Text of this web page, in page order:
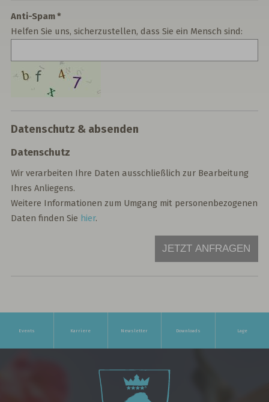
Anti-Spam
Helfen Sie uns, sicherzustellen, dass Sie ein Mensch sind:
Datenschutz & absenden
Datenschutz
Wir verarbeiten Ihre Daten ausschließlich zur Bearbeitung
Ihres Anliegens.
Weitere Informationen zum Umgang mit personenbezogenen
Daten finden Sie hier.
JETZT ANFRAGEN
Events Karriere Newsletter Downloads Lage